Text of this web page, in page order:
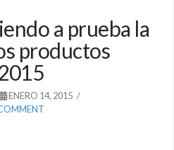
a prueba la
productos
ENERO 14, 2015